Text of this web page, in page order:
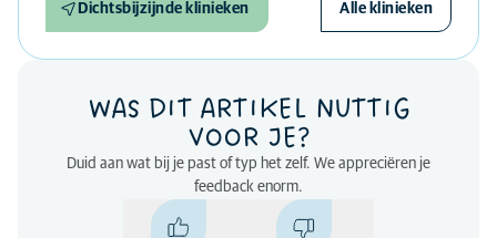
Dichtsbijzijnde klinieken Alle klinieken
WAS DIT ARTIKEL NUTTIG
VOOR JE?
Duid aan wat bij je past of typ het zelf. We appreciëren je
feedback enorm.